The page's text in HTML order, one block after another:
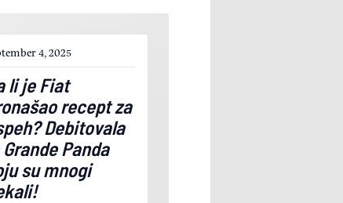
4, 2025
li je Fiat
recept za
Debitovala
Panda
su mnogi